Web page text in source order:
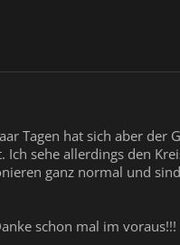
Tagen hat sich aber der
sehe allerdings den
ganz normal und sind
schon mal im voraus!!!